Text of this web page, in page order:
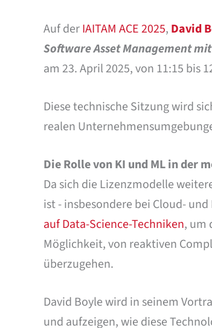
Auf derIAITAM ACE 2025, David
Software Asset Management
am 23. April 2025, von 11:15 bis
Diese technische Sitzung wird
realen
Die Rolle von KI und ML in der
Da sich die Lizenzmodelle
ist - insbesondere bei Cloud-
auf Data-Science-Techniken, um
Möglichkeit, von reaktiven
überzugehen.
David Boyle wird in seinem
und aufzeigen, wie diese